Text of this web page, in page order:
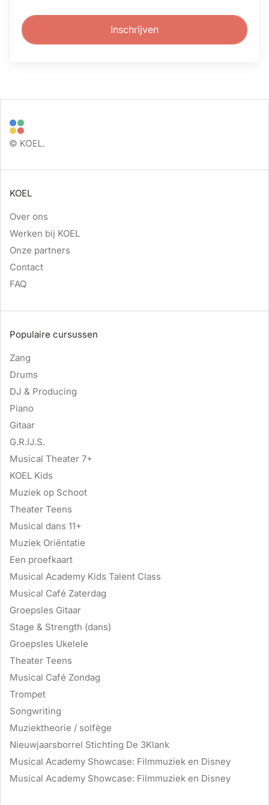
Inschrijven
KOEL
Over ons
Werken bij KOEL
Onze partners
Contact
FAQ
Populaire cursussen
Zang
Drums
DJ & Producing
Piano
Gitaar
G.R.IJ.S.
Musical Theater 7+
KOEL Kids
Muziek op Schoot
Theater Teens
Musical dans 11+
Muziek Oriëntatie
Een proefkaart
Musical Academy Kids Talent Class
Musical Café Zaterdag
Groepsles Gitaar
Stage & Strength (dans)
Groepsles Ukelele
Theater Teens
Musical Café Zondag
Trompet
Songwriting
Muziektheorie / solfège
Nieuwjaarsborrel Stichting De 3Klank
Musical Academy Showcase: Filmmuziek en Disney
Musical Academy Showcase: Filmmuziek en Disney